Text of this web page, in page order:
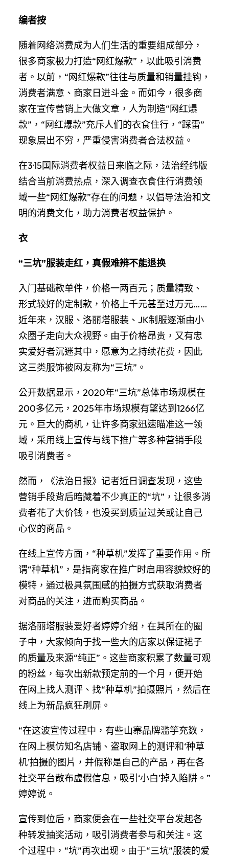
编者按
随着网络消费成为人们生活的重要组成部分，
很多商家极力打造“网红爆款”，以此吸引消费
者。以前，“网红爆款”往往与质量和销量挂钩，
消费者满意、商家日进斗金。而如今，很多商
家在宣传营销上大做文章，人为制造“网红爆
款”，“网红爆款”充斥人们的衣食住行，“踩雷”
现象层出不穷，严重侵害消费者合法权益。
在3·15国际消费者权益日来临之际，法治经纬版
结合当前消费热点，深入调查衣食住行消费领
域一些“网红爆款”存在的问题，以倡导法治和文
明的消费文化，助力消费者权益保护。
衣
“三坑”服装走红，真假难辨不能退换
入门基础款单件，价格一两百元；质量精致、
形式较好的定制款，价格上千元甚至过万元……
近年来，汉服、洛丽塔服装、JK制服逐渐由小
众圈子走向大众视野。由于价格昂贵，又有忠
实爱好者沉迷其中，愿意为之持续花费，因此
这三类服饰被网友称为“三坑”。
公开数据显示，2020年“三坑”总体市场规模在
200多亿元，2025年市场规模有望达到1266亿
元。巨大的商机，让许多商家迅速瞄准这一领
域，采用线上宣传与线下推广等多种营销手段
吸引消费者。
然而，《法治日报》记者近日调查发现，这些
营销手段背后暗藏着不少真正的“坑”，让很多消
费者花了大价钱，也没买到质量过关或让自己
心仪的商品。
在线上宣传方面，“种草机”发挥了重要作用。所
谓“种草机”，是指商家在推广时启用容貌姣好的
模特，通过极具氛围感的拍摄方式获取消费者
对商品的关注，进而购买商品。
据洛丽塔服装爱好者婷婷介绍，在其所在的圈
子中，大家倾向于找一些大的店家以保证裙子
的质量及来源“纯正”。这些商家积累了数量可观
的粉丝，每次出新款预定前的一个月，便开始
在网上找人测评、找“种草机”拍摄照片，然后在
线上为新品疯狂刷屏。
“在这波宣传过程中，有些山寨品牌滥竽充数，
在网上模仿知名店铺、盗取网上的测评和‘种草
机’拍摄的图片，并假称是自己的产品，再在各
社交平台散布虚假信息，吸引‘小白’掉入陷阱。”
婷婷说。
宣传到位后，商家便会在一些社交平台发起各
种转发抽奖活动，吸引消费者参与和关注。这
个过程中，“坑”再次出现。由于“三坑”服装的爱